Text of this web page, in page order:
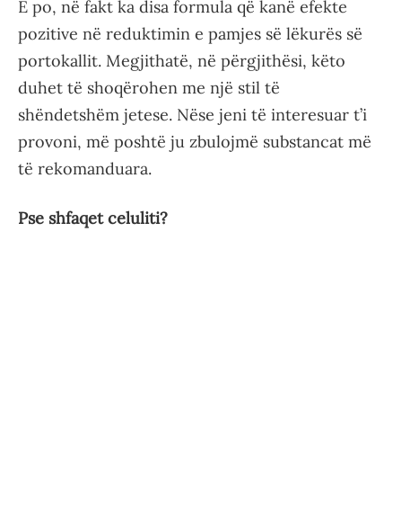
E po, në fakt ka disa formula që kanë efekte
pozitive në reduktimin e pamjes së lëkurës së
portokallit. Megjithatë, në përgjithësi, këto
duhet të shoqërohen me një stil të
shëndetshëm jetese. Nëse jeni të interesuar t’i
provoni, më poshtë ju zbulojmë substancat më
të rekomanduara.
Pse shfaqet celuliti?